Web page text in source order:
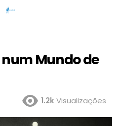
Mundo de
1.2kVisualizações